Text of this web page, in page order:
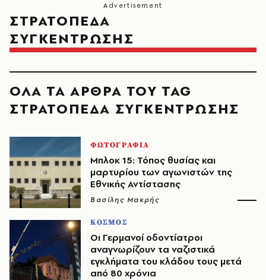
ΣΤΡΑΤΟΠΕΔΑ
ΣΥΓΚΕΝΤΡΩΣΗΣ
ΟΛΑ ΤΑ ΑΡΘΡΑ ΤΟΥ TAG
ΣΤΡΑΤΟΠΕΔΑ ΣΥΓΚΕΝΤΡΩΣΗΣ
ΦΩΤΟΓΡΑΦΙΑ
Μπλοκ 15: Τόπος θυσίας και
μαρτυρίου των αγωνιστών της
Εθνικής Αντίστασης
Βασίλης Μακρής
ΚΟΣΜΟΣ
Οι Γερμανοί οδοντίατροι
αναγνωρίζουν τα ναζιστικά
εγκλήματα του κλάδου τους μετά
από 80 χρόνια